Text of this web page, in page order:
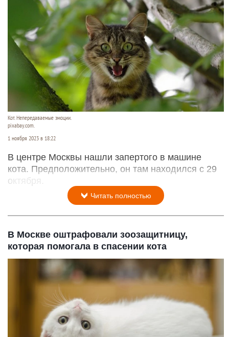
Кот. Непередаваемые эмоции.
pixabay.com.
1 ноября 2023 в 18:22
В центре Москвы нашли запертого в машине
кота. Предположительно, он там находился с 29
октября.
Читать полностью
В Москве оштрафовали зоозащитницу,
которая помогала в спасении кота